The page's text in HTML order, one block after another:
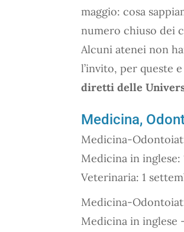
maggio: cosa
numero chiuso dei
Alcuni atenei non
l’invito, per queste
diretti delle
Medicina,
Medicina-
Medicina in
Veterinaria: 1
Medicina-
Medicina in inglese